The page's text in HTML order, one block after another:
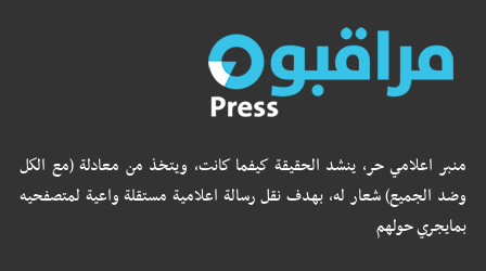
منبر اعلامي حر، ينشد الحقيقة كيفما كانت، ويتخذ من معادلة (مع الكل
وضد الجميع) شعار له، بهدف نقل رسالة اعلامية مستقلة واعية لمتصفحيه
بمايجري حولهم